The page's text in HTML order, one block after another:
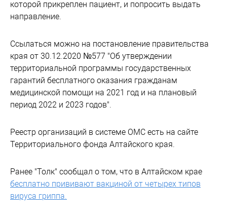
которой прикреплен пациент, и попросить выдать
направление.
Ссылаться можно на постановление правительства
края от 30.12.2020 №577 "Об утверждении
территориальной программы государственных
гарантий бесплатного оказания гражданам
медицинской помощи на 2021 год и на плановый
период 2022 и 2023 годов".
Реестр организаций в системе ОМС есть на сайте
Территориального фонда Алтайского края.
Ранее "Толк" сообщал о том, что в Алтайском крае
бесплатно прививают вакциной от четырех типов
вируса гриппа.